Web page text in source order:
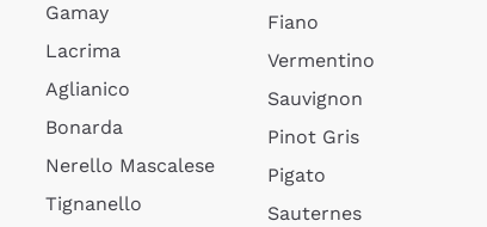
Gamay
Lacrima
Aglianico
Bonarda
Nerello Mascalese
Tignanello
Fiano
Vermentino
Sauvignon
Pinot Gris
Pigato
Sauternes